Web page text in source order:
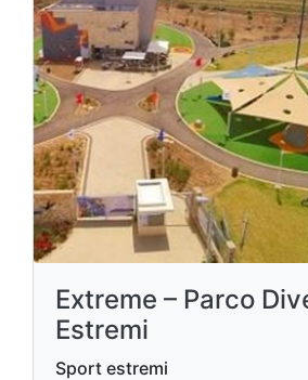
Extreme – Parco
Estremi
Sport estremi